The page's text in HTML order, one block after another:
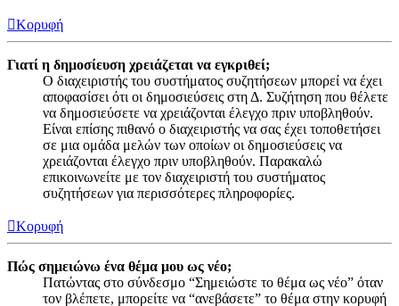
Κορυφή
Γιατί η δημοσίευση χρειάζεται να εγκριθεί;
Ο διαχειριστής του συστήματος συζητήσεων μπορεί να έχει
αποφασίσει ότι οι δημοσιεύσεις στη Δ. Συζήτηση που θέλετε
να δημοσιεύσετε να χρειάζονται έλεγχο πριν υποβληθούν.
Είναι επίσης πιθανό ο διαχειριστής να σας έχει τοποθετήσει
σε μια ομάδα μελών των οποίων οι δημοσιεύσεις να
χρειάζονται έλεγχο πριν υποβληθούν. Παρακαλώ
επικοινωνείτε με τον διαχειριστή του συστήματος
συζητήσεων για περισσότερες πληροφορίες.
Κορυφή
Πώς σημειώνω ένα θέμα μου ως νέο;
Πατώντας στο σύνδεσμο “Σημειώστε το θέμα ως νέο” όταν
τον βλέπετε, μπορείτε να “ανεβάσετε” το θέμα στην κορυφή